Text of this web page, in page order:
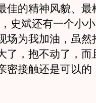
佳的精神风貌、最
史斌还有一个小
场为我加油，虽然
了，抱不动了，而
密接触还是可以的